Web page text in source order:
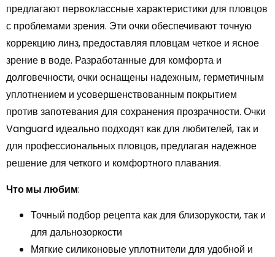
предлагают первоклассные характеристики для пловцов
с проблемами зрения. Эти очки обеспечивают точную
коррекцию линз, предоставляя пловцам четкое и ясное
зрение в воде. Разработанные для комфорта и
долговечности, очки оснащены надежным, герметичным
уплотнением и усовершенствованным покрытием
против запотевания для сохранения прозрачности. Очки
Vanguard идеально подходят как для любителей, так и
для профессиональных пловцов, предлагая надежное
решение для четкого и комфортного плавания.
Что мы любим:
Точный подбор рецепта как для близорукости, так и
для дальнозоркости
Мягкие силиконовые уплотнители для удобной и